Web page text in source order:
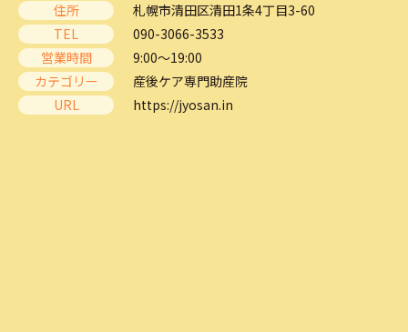
住所
札幌市清田区清田1条4丁目3-60
TEL
090-3066-3533
営業時間
9:00～19:00
カテゴリー
産後ケア専門助産院
URL
https://jyosan.in